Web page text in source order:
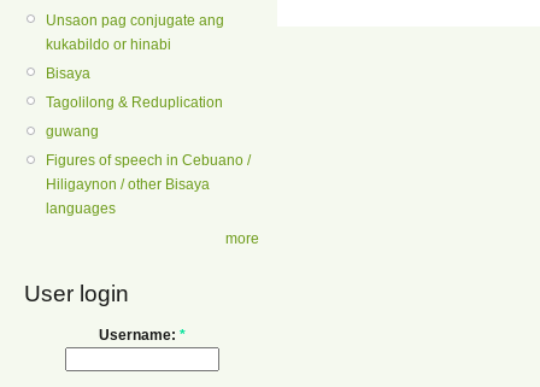
Unsaon pag conjugate ang
kukabildo or hinabi
Bisaya
Tagolilong & Reduplication
guwang
Figures of speech in Cebuano /
Hiligaynon / other Bisaya
languages
more
User login
Username: *